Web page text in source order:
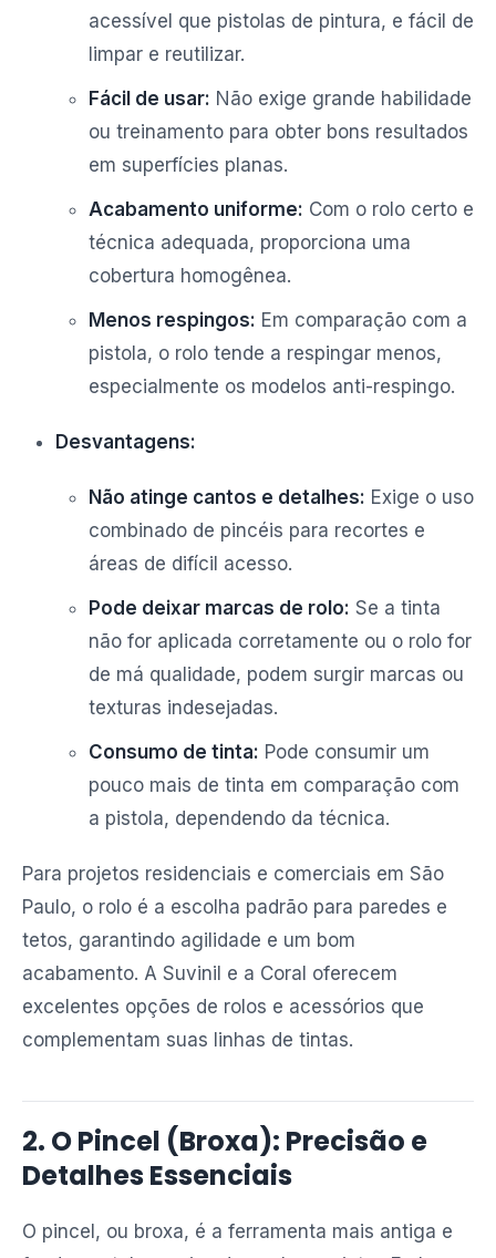
acessível que pistolas de pintura, e fácil de
limpar e reutilizar.
Fácil de usar: Não exige grande habilidade
ou treinamento para obter bons resultados
em superfícies planas.
Acabamento uniforme: Com o rolo certo e
técnica adequada, proporciona uma
cobertura homogênea.
Menos respingos: Em comparação com a
pistola, o rolo tende a respingar menos,
especialmente os modelos anti-respingo.
Desvantagens:
Não atinge cantos e detalhes: Exige o uso
combinado de pincéis para recortes e
áreas de difícil acesso.
Pode deixar marcas de rolo: Se a tinta
não for aplicada corretamente ou o rolo for
de má qualidade, podem surgir marcas ou
texturas indesejadas.
Consumo de tinta: Pode consumir um
pouco mais de tinta em comparação com
a pistola, dependendo da técnica.
Para projetos residenciais e comerciais em São
Paulo, o rolo é a escolha padrão para paredes e
tetos, garantindo agilidade e um bom
acabamento. A Suvinil e a Coral oferecem
excelentes opções de rolos e acessórios que
complementam suas linhas de tintas.
2. O Pincel (Broxa): Precisão e
Detalhes Essenciais
O pincel, ou broxa, é a ferramenta mais antiga e